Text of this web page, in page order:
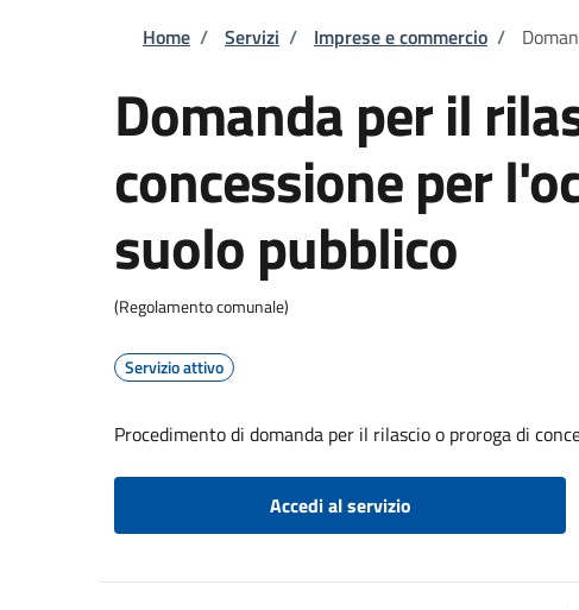
Briciole di pane
Home / Servizi / Imprese e commercio /
Domanda per il
concessione per
suolo pubblico
(Regolamento comunale)
Servizio attivo
Procedimento di domanda per il rilascio o proroga di
Accedi al servizio